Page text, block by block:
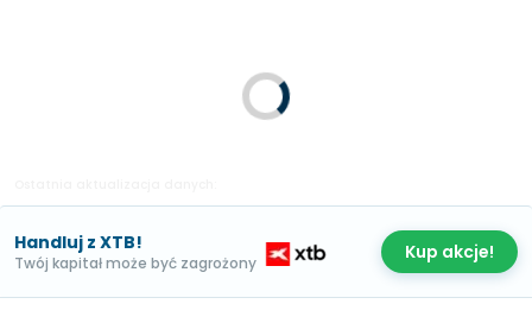
Handluj z XTB!
Twój kapitał może być zagrożony Kup akcje!